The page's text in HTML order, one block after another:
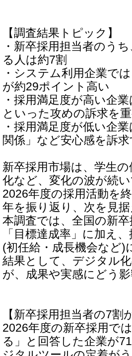
【調査結果トピック】
・新卒採用担当者のう
る人は約7割
・システム利用企業で
が約29ポイント高い
・採用満足度が高い企
といった攻めの訴求を
・採用満足度が低い企
関係」など安心感を訴
新卒採用市場は、学生
化など、変化の波が続い
2026年度の採用活動を
年を振り返り、次を見
本調査では、全国の新
「目標達成率」に加え
(初任給・成長機会など)
結果として、デジタル
が、成果や実感にどう
【新卒採用担当者の7
2026年度の新卒採用で
る」と回答した企業が